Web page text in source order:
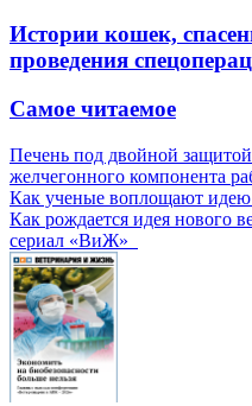
Истории кошек,
проведения
Самое читаемое
Печень под двойной
желчегонного компонента
Как ученые воплощают идею
Как рождается идея нового
сериал «ВиЖ»